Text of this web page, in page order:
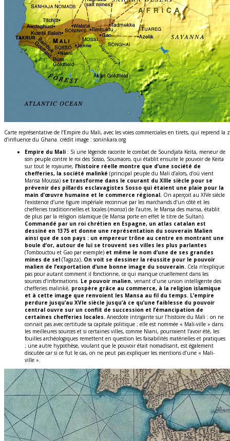
Carte représentative de l’Empire du Mali, avec les voies commerciales en tirets, qui reprend la
d’influence du Ghana. crédit image : soninkara.org
Empire du Mali : Si une légende raconte le combat de Soundjata Keita, meneur de
son peuple contre le roi des Sosso, Soumaoro, qui établit ensuite le pouvoir de Keita
sur tout le royaume, l’histoire réelle montre que d’une société de
chefferies, la société malinké (principal peuple du Mali d’alors, d’où vient
Mansa Moussa) se transforme dans le courant du XIIIe siècle pour se
prévenir des pillards esclavagistes Sosso qui étaient une plaie pour la
main d’œuvre humaine et le commerce régional. On aperçoit au XIVe siècle
l’existence d’une figure impériale reconnue par les marchands d’un côté et les
chefferies traditionnelles et locales (mansa) de l’autre, le Mansa des mansa, établit
de plus par la religion islamique (le Mansa porte en effet le titre de Sultan).
Commandé par un roi chrétien en Espagne, un atlas catalan est
dessiné en 1375 et donne une représentation du souverain Malien
ainsi que de son pays : un empereur trône au centre en montrant une
boule d’or, autour de lui se trouvent ses villes les plus parlantes
(Tombouctou et Gao par exemple) et même le nom d’une de ses grandes
mines de sel (Tagaza). On voit se dessiner la réussite pour le pouvoir
malien de l’exportation d’une bonne image du souverain. Cela n’explique
pas pour autant comment il fonctionne, ce qui manque cruellement dans les
sources d’informations. Le pouvoir malien, venant d’une union intelligente des
chefferies malinké, prospère grâce au commerce, à la religion islamique
et à cette image que renvoient les Mansa au fil du temps. L’empire
perdure jusqu’au XVIe siècle jusqu’à ce qu’une faiblesse du pouvoir
central ouvre sur un conflit de succession et l’émancipation de
certaines chefferies locales. Anecdote intrigante sur l’histoire du Mali : on ne
connait pas avec certitude sa capitale politique ; elle est nommée « Mali-ville » dans
les meilleures sources et si certaines villes, comme Niani, pourraient l’avoir été, les
fouilles archéologiques remettent en question les faisabilités matérielles et pratiques
; une autre hypothèse, voulant que le pouvoir était nomadisant, est également
discutée car si ce fut le cas, on ne peut pas expliquer les mentions d’une « Mali-
ville ».